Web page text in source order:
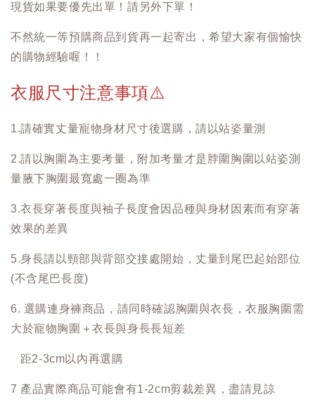
現貨如果要優先出單！請另外下單！
不然統一等預購商品到貨再一起寄出，希望大家有個愉快
的購物經驗喔！！
衣服尺寸注意事項⚠️
1.請確實丈量寵物身材尺寸後選購，請以站姿量測
2.請以胸圍為主要考量，附加考量才是脖圍胸圍以站姿測
量腋下胸圍最寬處一圈為準
3.衣長穿著長度與袖子長度會因品種與身材因素而有穿著
效果的差異
5.身長請以頸部與背部交接處開始，丈量到尾巴起始部位
(不含尾巴長度)
6. 選購連身褲商品，請同時確認胸圍與衣長，衣服胸圍需
大於寵物胸圍＋衣長與身長長短差
距2-3cm以內再選購
7 產品實際商品可能會有1-2cm剪裁差異，盡請見諒